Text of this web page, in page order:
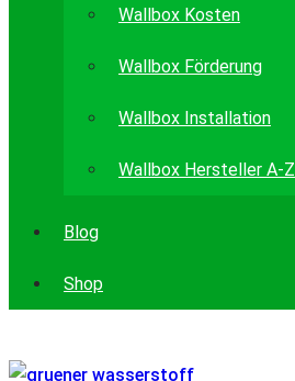
Wallbox Kosten
Wallbox Förderung
Wallbox Installation
Wallbox Hersteller A-Z
Blog
Shop